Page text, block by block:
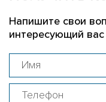
Напишите свои
интересующий